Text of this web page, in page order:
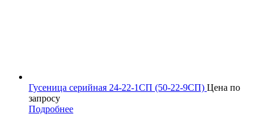
Гусеница серийная 24-22-1СП (50-22-9СП) Цена по
запросу
Подробнее